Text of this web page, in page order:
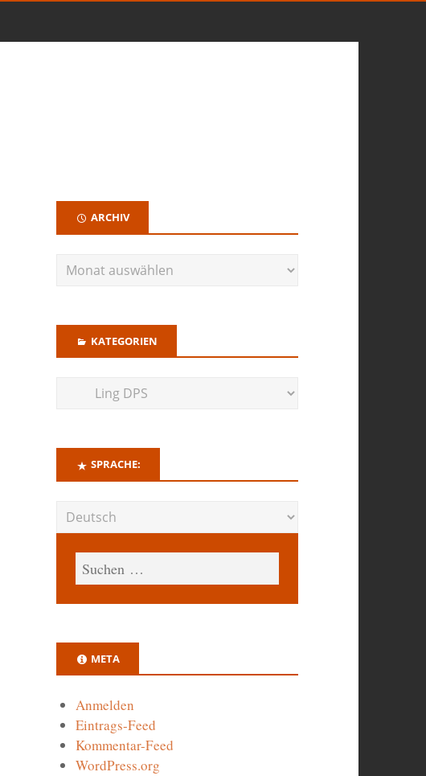
ARCHIV
KATEGORIEN
SPRACHE:
META
Anmelden
Eintrags-Feed
Kommentar-Feed
WordPress.org